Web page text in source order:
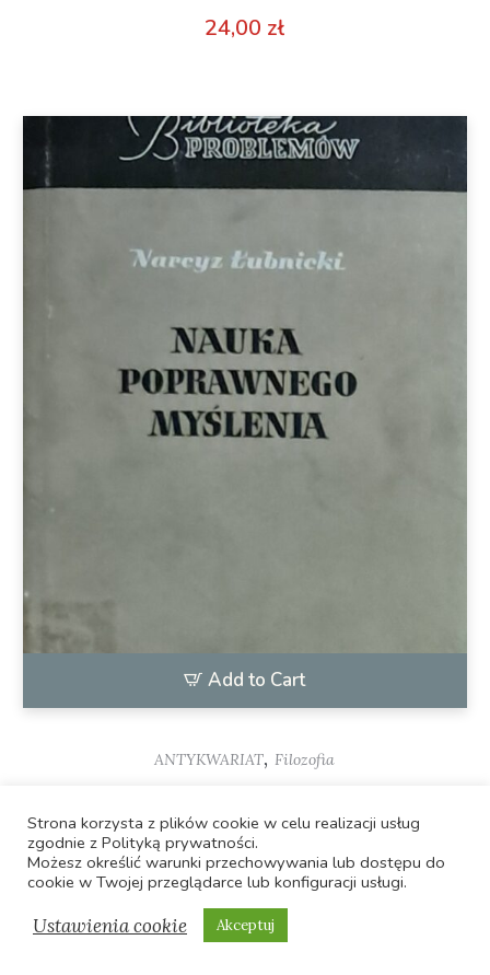
24,00 zł
Add to Cart
ANTYKWARIAT,Filozofia
24,00
Strona korzysta z plików cookie w celu realizacji usług
zgodnie z Polityką prywatności.
Możesz określić warunki przechowywania lub dostępu do
cookie w Twojej przeglądarce lub konfiguracji usługi.
Ustawienia cookie Akceptuj